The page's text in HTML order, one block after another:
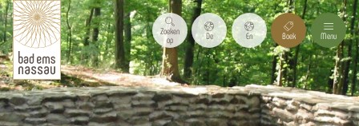
Zoeken
op
De En Boek Menu